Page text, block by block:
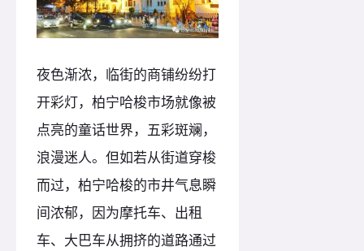
夜色渐浓，临街的商铺纷纷打
开彩灯，柏宁哈梭市场就像被
点亮的童话世界，五彩斑斓，
浪漫迷人。但如若从街道穿梭
而过，柏宁哈梭的市井气息瞬
间浓郁，因为摩托车、出租
车、大巴车从拥挤的道路通过